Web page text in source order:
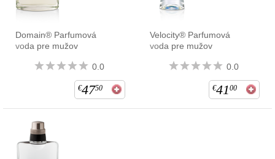
Domain® Parfumová
voda pre mužov
0.0
€4750
Velocity® Parfumová
voda pre mužov
0.0
€41 00